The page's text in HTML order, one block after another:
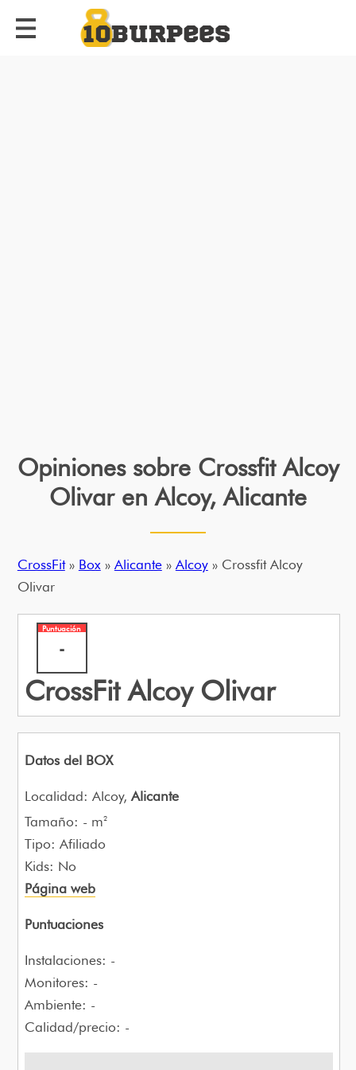
Opiniones sobre Crossfit Alcoy
Olivar en Alcoy, Alicante
CrossFit» Box» Alicante» Alcoy» Crossfit Alcoy
Olivar
Puntuación
-
CrossFit Alcoy Olivar
Datos del BOX
Localidad: Alcoy, Alicante
Tamaño: - m2
Tipo: Afiliado
Kids: No
Página web
Puntuaciones
Instalaciones: -
Monitores: -
Ambiente: -
Calidad/precio: -